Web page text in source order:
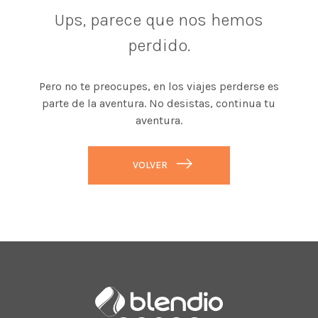
Ups, parece que nos hemos
perdido.
Pero no te preocupes, en los viajes perderse es
parte de la aventura. No desistas, continua tu
aventura.
VOLVER